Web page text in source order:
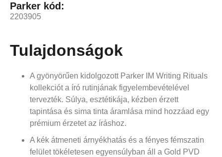
Parker kód:
2203905
Tulajdonságok
A gyönyörűen kidolgozott Parker IM Writing Rituals
kollekciót a író rutinjának figyelembevételével
tervezték. Súlya, esztétikája, kézben érzett
tapintása és sima tinta áramlása mind hozzáad egy
prémium érzetet az íráshoz.
A kék átmeneti árnyékhatás és a fényes fémszatin
felület tökéletesen egyensúlyban áll a Gold PVD